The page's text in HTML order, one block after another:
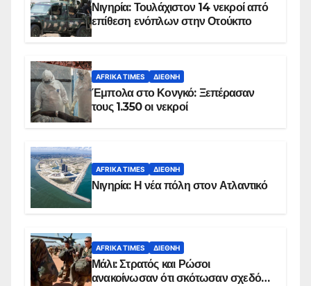
Νιγηρία: Τουλάχιστον 14 νεκροί από
επίθεση ενόπλων στην Οτούκπο
AFRIKA TIMES ΔΙΕΘΝΉ
Έμπολα στο Κονγκό: Ξεπέρασαν
τους 1.350 οι νεκροί
AFRIKA TIMES ΔΙΕΘΝΉ
Νιγηρία: Η νέα πόλη στον Ατλαντικό
AFRIKA TIMES ΔΙΕΘΝΉ
Μάλι: Στρατός και Ρώσοι
ανακοίνωσαν ότι σκότωσαν σχεδόν